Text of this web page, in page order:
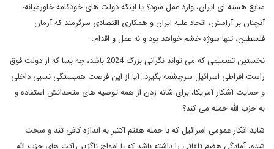
منابع هسته ای ایران، وارد عمل شود؟ یا اینکه دولت های خودکامه خاورمیانه،
آنچنان بر آرامش، اتحاد علیه ایران و همکاری اقتصادی سرگرمند که آرمان
فلسطین، تنها سوژه خشم خواهد بود و نه عمل و اقدام.
نخستین تصمیمی که می تواند نگرانی بزرگ 2024 باشد، چه بسا که از دولت فوق
راست افراطی اسرائیل سرچشمه بگیرد. آیا از این فرصت همبستگی نسبی داخلی
و حمایت آشکار آمریکا، برای شانه زدن از همه توصیه های متحدانش استفاده و
به حزب الله حمله می کند؟
شاید افکار عمومی اسرائیل که با حمله هفتم اکتبر به اندازه کافی تند و سخت
شده، آمادگی هضم تلفاتی را داشته باشد که با امواج ناگزیر راکت های حزب الله